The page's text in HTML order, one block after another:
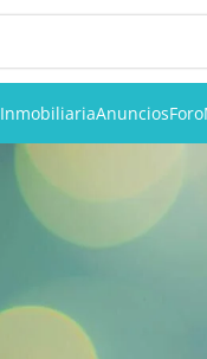
InmobiliariaAnunciosForo